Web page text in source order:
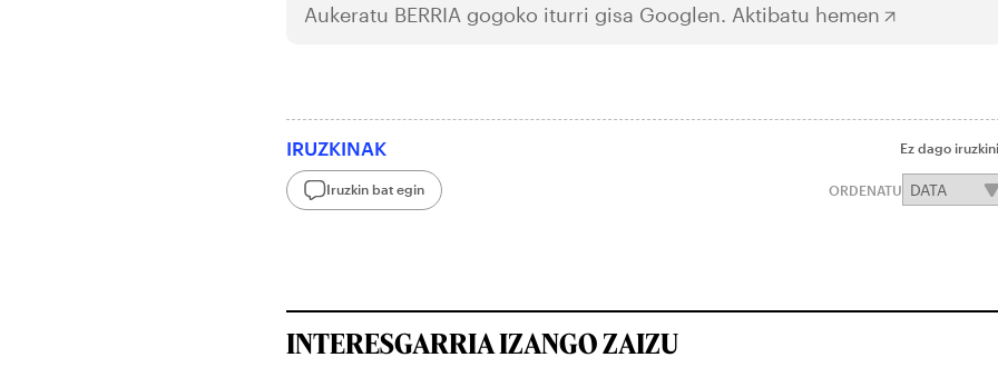
Aukeratu BERRIA gogoko iturri gisa Googlen. Aktibatu hemen
IRUZKINAK Ez dago
Iruzkin bat egin ORDENATU
INTERESGARRIA IZANGO ZAIZU